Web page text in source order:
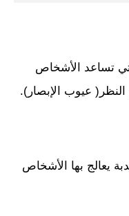
تساعد الأشخاص
عيوب الإبصار).
يعالج بها الأشخاص